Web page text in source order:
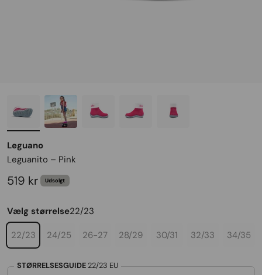
Leguano
Leguanito – Pink
Salgspris
519 kr Udsolgt
Vælg størrelse22/23
22/23 24/25 26-27 28/29 30/31 32/33 34/35
STØRRELSESGUIDE 22/23 EU